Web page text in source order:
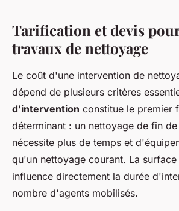
Tarification et devis
travaux de nettoyage
Le coût d'une intervention de
dépend de plusieurs critères
d'intervention constitue le premier
déterminant : un nettoyage de fin
nécessite plus de temps et
qu'un nettoyage courant. La
influence directement la durée
nombre d'agents mobilisés.